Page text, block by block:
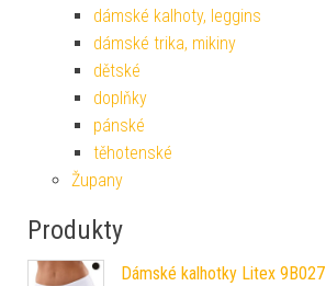
dámské kalhoty, leggins
dámské trika, mikiny
dětské
doplňky
pánské
těhotenské
Župany
Produkty
Dámské kalhotky Litex 9B027